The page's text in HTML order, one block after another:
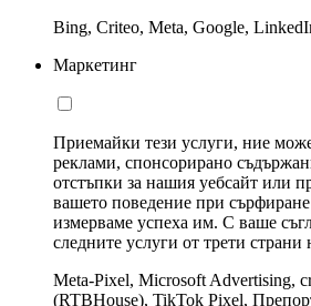
Bing, Criteo, Meta, Google,
Маркетинг
Приемайки тези услуги, ние
реклами, спонсорирано
отстъпки за нашия уебсайт или
вашето поведение при
измерваме успеха им. С ваше
следните услуги от трети страни
Meta-Pixel, Microsoft Advertising,
(RTBHouse), TikTok Pixel,